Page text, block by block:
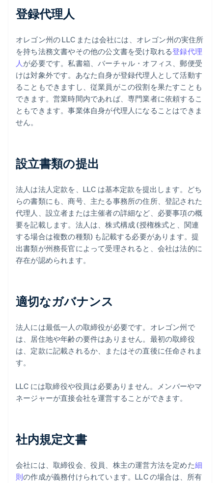
登録代理人
オレゴン州の LLC または会社には、オレゴン州の実住所
を持ち法務文書やその他の公文書を受け取れる登録代理
人が必要です。私書箱、バーチャル・オフィス、郵便受
けは対象外です。あなた自身が登録代理人として活動す
ることもできますし、従業員がこの役割を果たすことも
できます。営業時間内であれば、専門業者に依頼するこ
ともできます。事業体自身が代理人になることはできま
せん。
設立書類の提出
法人は法人定款を、LLC は基本定款を提出します。どち
らの書類にも、商号、主たる事務所の住所、登記された
代理人、設立者または主催者の詳細など、必要事項の概
要を記載します。法人は、株式構成 (授権株式と、関連
する場合は複数の種類) も記載する必要があります。提
出書類が州務長官によって受理されると、会社は法的に
存在が認められます。
適切なガバナンス
法人には最低一人の取締役が必要です。オレゴン州で
は、居住地や年齢の要件はありません。最初の取締役
は、定款に記載されるか、またはその直後に任命されま
す。
LLC には取締役や役員は必要ありません。メンバーやマ
ネージャーが直接会社を運営することができます。
社内規定文書
会社には、取締役会、役員、株主の運営方法を定めた細
則の作成が義務付けられています。LLC の場合は、所有